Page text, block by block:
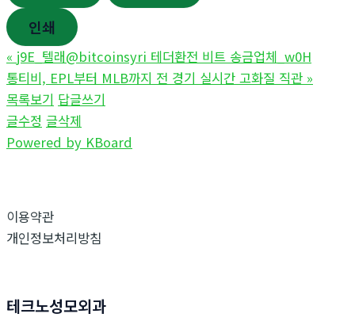
인쇄
« j9E_텔래@bitcoinsyri 테더환전 비트 송금업체_w0H
통티비, EPL부터 MLB까지 전 경기 실시간 고화질 직관 »
목록보기 답글쓰기
글수정 글삭제
Powered by KBoard
이용약관
개인정보처리방침
테크노성모외과